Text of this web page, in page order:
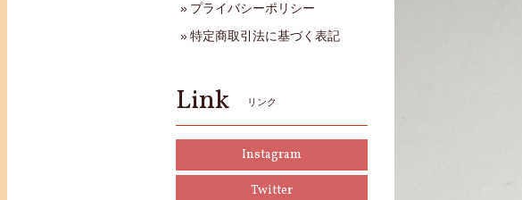
プライバシーポリシー
特定商取引法に基づく表記
Link リンク
Instagram
Twitter